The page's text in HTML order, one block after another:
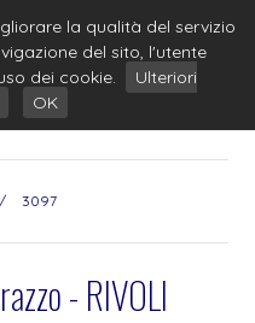
/ 3097
- RIVOLI
la qualità del servizio
del sito, l'utente
dei cookie.
Ulteriori
OK